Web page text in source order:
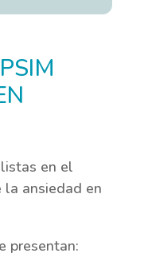
en el
ansiedad en
presentan: